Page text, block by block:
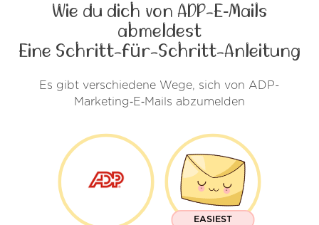
Wie du dich von ADP-E‑Mails
abmeldest
Eine Schritt-für-Schritt-Anleitung
Es gibt verschiedene Wege, sich von ADP-
Marketing‑E‑Mails abzumelden
EASIEST